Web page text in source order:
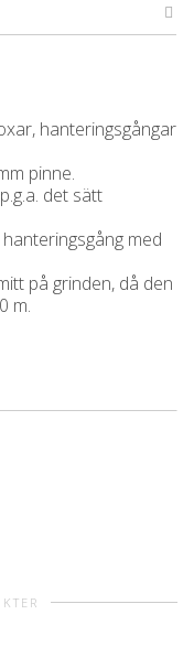
hanteringsgångar
pinne.
det sätt
med
på grinden, då den
m.